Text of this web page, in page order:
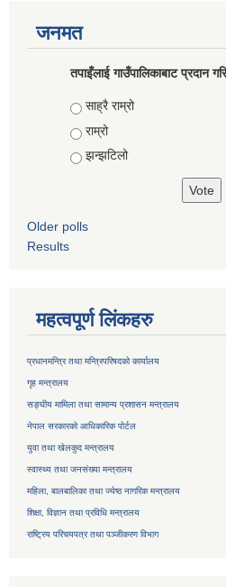
जनमत
तपाइँलाई गाउँपालिकाबाट प्रदान
Choices
साह्रै राम्रो
राम्रो
झन्झटिलो
Older polls
Results
महत्वपूर्ण लिंकहरु
प्रधानमन्त्रि तथा मन्त्रिपरिषदको कार्यालय
गृह मन्त्रालय
सङ्घीय मामिला तथा सामान्य प्रशासन मन्त्रालय
नेपाल सरकारको आधिकारिक पोर्टल
युवा तथा खेलकुद मन्त्रालय
स्वास्थ्य तथा जनसंख्या मन्त्रालय
महिला, बालबालिका तथा ज्येष्ठ नागरिक मन्त्रालय
शिक्षा, विज्ञान तथा प्रविधि मन्त्रालय
राष्ट्रिय परिचयपत्र तथापञ्जीकरण विभाग